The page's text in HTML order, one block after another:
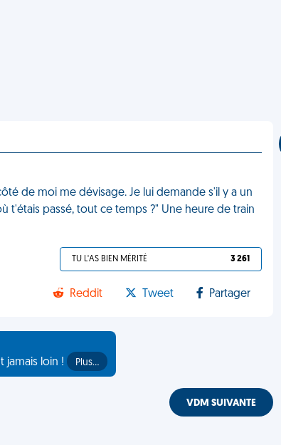
de moi me dévisage. Je lui demande s'il y a un
t'étais passé, tout ce temps ?" Une heure de train
TU L'AS BIEN MÉRITÉ 3 261
Reddit Tweet Partager
jamais loin !
Plus…
VDM SUIVANTE